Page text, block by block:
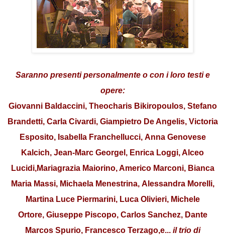
Saranno presenti personalmente o con i loro testi e
opere:
Giovanni Baldaccini, Theocharis Bikiropoulos, Stefano
Brandetti, Carla Civardi, Giampietro De Angelis, Victoria
Esposito, Isabella Franchellucci, Anna Genovese
Kalcich, Jean-Marc Georgel, Enrica Loggi, Alceo
Lucidi,Mariagrazia Maiorino, Americo Marconi, Bianca
Maria Massi, Michaela Menestrina, Alessandra Morelli,
Martina Luce Piermarini, Luca Olivieri, Michele
Ortore, Giuseppe Piscopo, Carlos Sanchez, Dante
Marcos Spurio,Francesco Terzago,e... il trio di